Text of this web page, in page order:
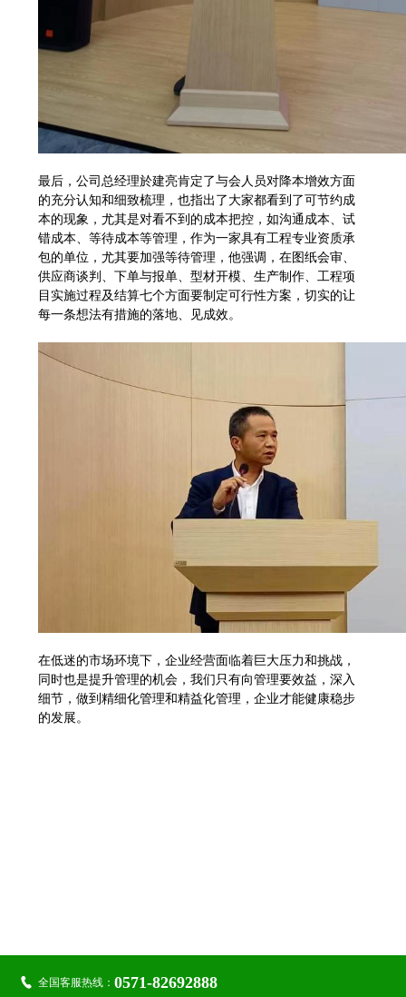
最后，公司总经理於建亮肯定了与会人员对降本增效方面
的充分认知和细致梳理，也指出了大家都看到了可节约成
本的现象，尤其是对看不到的成本把控，如沟通成本、试
错成本、等待成本等管理，作为一家具有工程专业资质承
包的单位，尤其要加强等待管理，他强调，在图纸会审、
供应商谈判、下单与报单、型材开模、生产制作、工程项
目实施过程及结算七个方面要制定可行性方案，切实的让
每一条想法有措施的落地、见成效。
在低迷的市场环境下，企业经营面临着巨大压力和挑战，
同时也是提升管理的机会，我们只有向管理要效益，深入
细节，做到精细化管理和精益化管理，企业才能健康稳步
的发展。
 全国客服热线：0571-82692888